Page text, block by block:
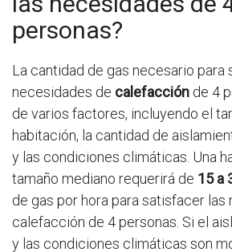
personas?
La cantidad de gas necesario para
necesidades de calefacción de 4
de varios factores, incluyendo el
habitación, la cantidad de
y las condiciones climáticas. Una
tamaño mediano requerirá de 15 a
de gas por hora para satisfacer las
calefacción de 4 personas. Si el
y las condiciones climáticas son